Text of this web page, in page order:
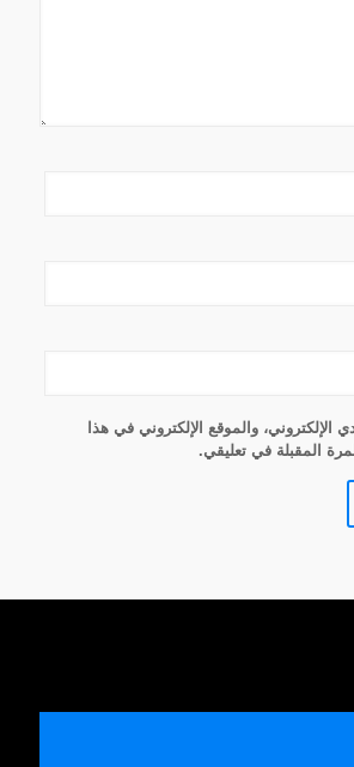
والموقع الإلكتروني في هذا
المقبلة في تعليقي.